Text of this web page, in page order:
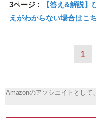
3ページ：
【答え&解説
えがわからない場合はこ
1
Amazonのアソシエイトとして